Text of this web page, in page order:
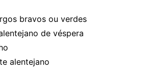
bravos ou verdes
de véspera
alentejano